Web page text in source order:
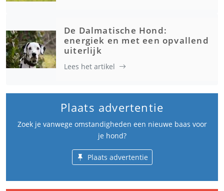
De Dalmatische Hond:
energiek en met een opvallend
uiterlijk
Lees het artikel
Plaats advertentie
Zoek je vanwege omstandigheden een nieuwe baas voor
je hond?
Plaats advertentie